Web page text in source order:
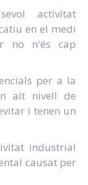
activitat
en el medi
no n'és cap
per a la
alt nivell de
i tenen un
industrial
causat per